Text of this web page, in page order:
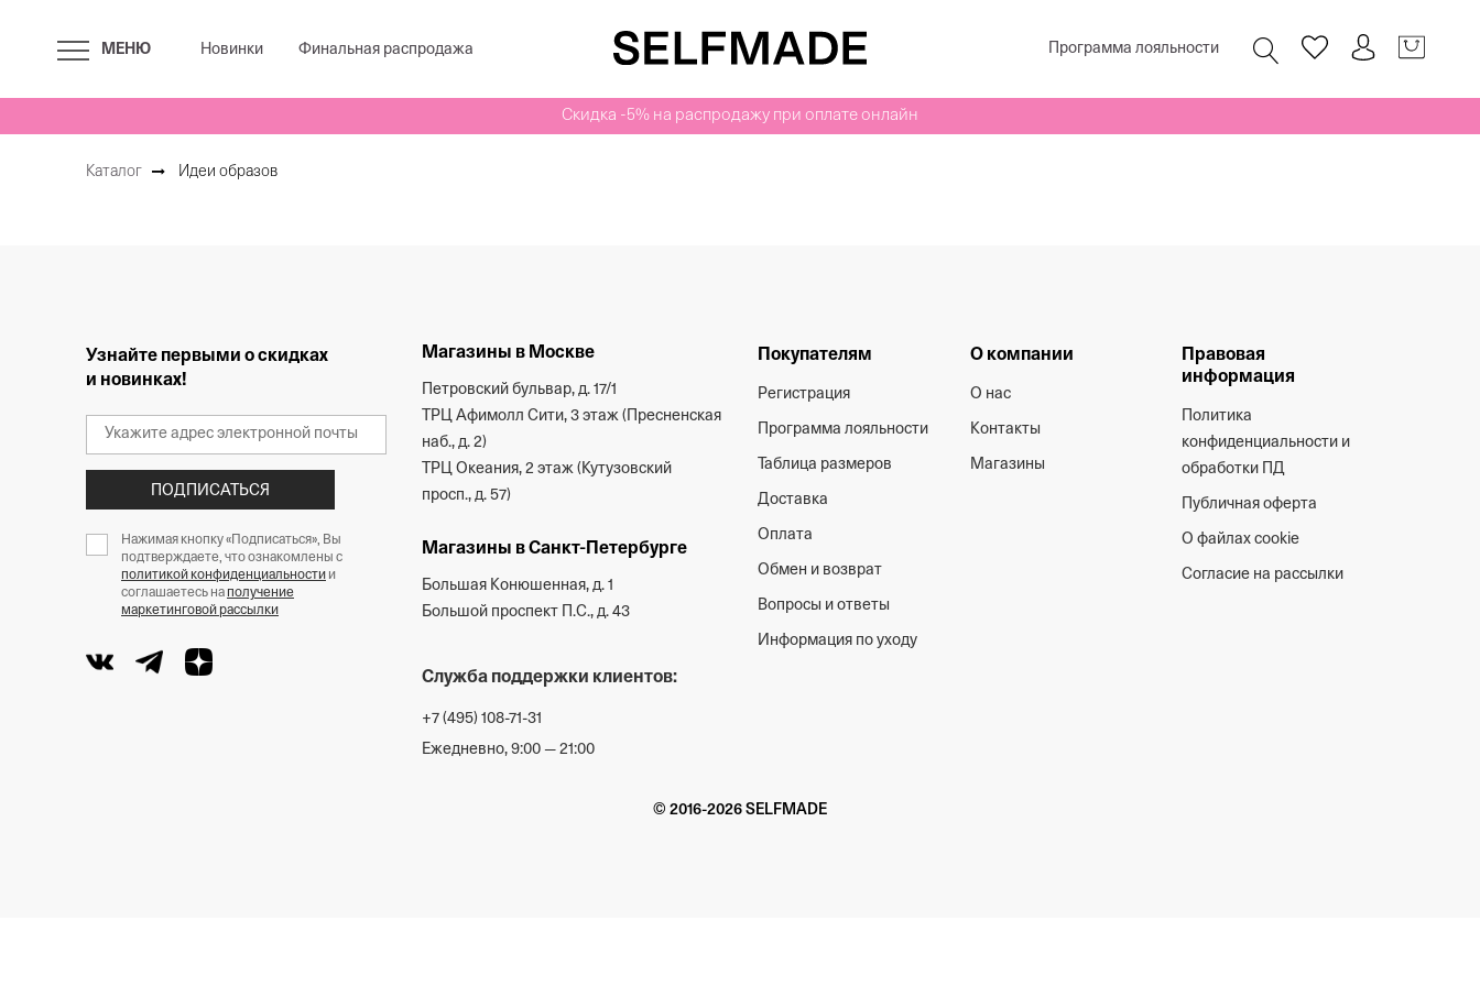
МЕНЮ Новинки Финальная распродажа Программа лояльности
Скидка -5% на распродажу при оплате онлайн
Каталог Идеи образов
Узнайте первыми о скидках
и новинках!
ПОДПИСАТЬСЯ
Нажимая кнопку «Подписаться», Вы
подтверждаете, что ознакомлены с
политикой конфиденциальности и
соглашаетесь на получение
маркетинговой рассылки
Магазины в Москве
Петровский бульвар, д. 17/1
ТРЦ Афимолл Сити, 3 этаж (Пресненская
наб., д. 2)
ТРЦ Океания, 2 этаж (Кутузовский
просп., д. 57)
Магазины в Санкт-Петербурге
Большая Конюшенная, д. 1
Большой проспект П.С., д. 43
Служба поддержки клиентов:
+7 (495) 108-71-31
Ежедневно, 9:00 — 21:00
Покупателям
Регистрация
Программа лояльности
Таблица размеров
Доставка
Оплата
Обмен и возврат
Вопросы и ответы
Информация по уходу
О компании
О нас
Контакты
Магазины
Правовая
информация
Политика
конфиденциальности и
обработки ПД
Публичная оферта
О файлах cookie
Согласие на рассылки
© 2016-2026 SELFMADE